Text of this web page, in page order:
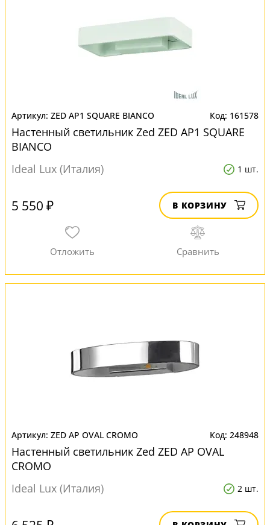
ZED AP1 SQUARE BIANCO 161578
Настенный светильник Zed ZED AP1 SQUARE
BIANCO
Ideal Lux (Италия)
1 шт.
5 550 ₽ В КОРЗИНУ
ZED AP OVAL CROMO 248948
Настенный светильник Zed ZED AP OVAL
CROMO
Ideal Lux (Италия)
2 шт.